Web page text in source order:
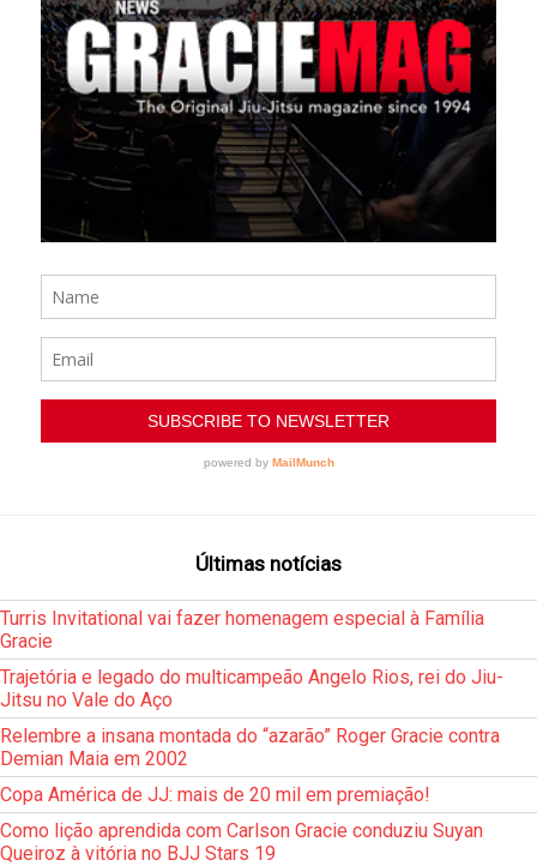
Últimas notícias
Turris Invitational vai fazer homenagem especial à Família
Gracie
Trajetória e legado do multicampeão Angelo Rios, rei do Jiu-
Jitsu no Vale do Aço
Relembre a insana montada do “azarão” Roger Gracie contra
Demian Maia em 2002
Copa América de JJ: mais de 20 mil em premiação!
Como lição aprendida com Carlson Gracie conduziu Suyan
Queiroz à vitória no BJJ Stars 19